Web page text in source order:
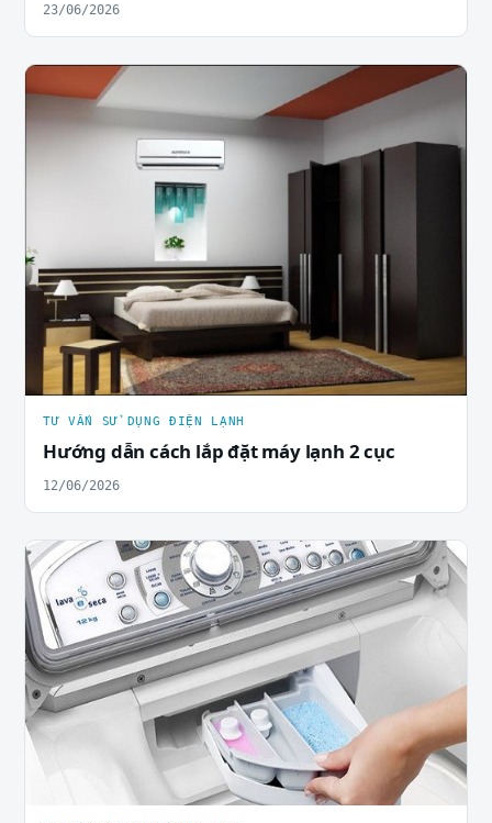
23/06/2026
TƯ VẤN SỬ DỤNG ĐIỆN LẠNH
Hướng dẫn cách lắp đặt máy lạnh 2 cục
12/06/2026